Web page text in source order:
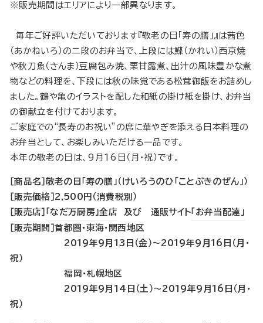
※販売期間はエリアにより一部異なります。
毎年ご好評いただいております『敬老の日「寿の膳」』は茜色
（あかねいろ）の二段のお弁当で、上段には鰈（かれい）西京焼
や秋刀魚（さんま）豆腐包み焼、栗甘露煮、出汁の風味豊かな煮
物などの料理を、下段には秋の味覚である松茸御飯をお詰めし
ました。鶴や亀のイラストを配した和紙の掛け紙を掛け、お弁当
の御献立を付けております。
ご家庭での“長寿のお祝い”の席に華やぎを添える日本料理の
お弁当として、お楽しみいただける一品です。
本年の敬老の日は、9月16日（月・祝）です。
［商品名］敬老の日「寿の膳」（けいろうのひ「ことぶきのぜん」）
［販売価格］2,500円（消費税別）
［販売店］ 「なだ万厨房」全店 及び 通販サイト「お弁当配達」
［販売期間］首都圏・東海・関西地区
2019年9月13日（金）〜2019年9月16日（月・
祝）
福岡・札幌地区
2019年9月14日（土）〜2019年9月16日（月・
祝）